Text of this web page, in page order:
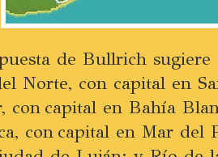
de Bullrich
Norte, con capital en
con capital en Bahía
con capital en Mar del